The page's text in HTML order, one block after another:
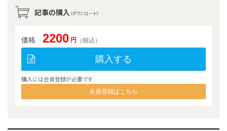
記事の購入 （ダウンロード）
価格 2200 円 （税込）
購入する
購入には会員登録が必要です
会員登録はこちら